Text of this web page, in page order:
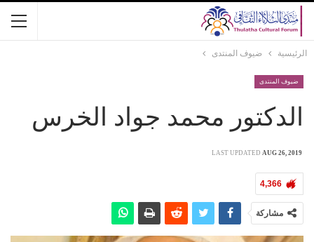
الرئيسية ضيوف المنتدى
ضيوف المنتدى
الدكتور محمد جواد الخرس
LAST UPDATED AUG 26, 2019
4,366
مشاركة